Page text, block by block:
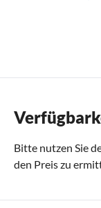
Bitte nutzen Sie
den Preis zu